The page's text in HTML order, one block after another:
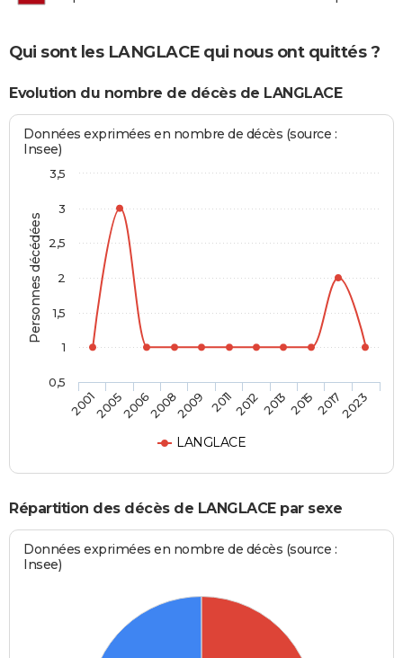
Qui sont les LANGLACE qui nous ont quittés ?
Evolution du nombre de décès de LANGLACE
Personnes décédées
Données exprimées en nombre de décès (source :
Insee)
LANGLACE
20012005200620082009 201120122013201520172023
0,5
1
1,5
2
2,5
3
3,5
Répartition des décès de LANGLACE par sexe
Données exprimées en nombre de décès (source :
Insee)